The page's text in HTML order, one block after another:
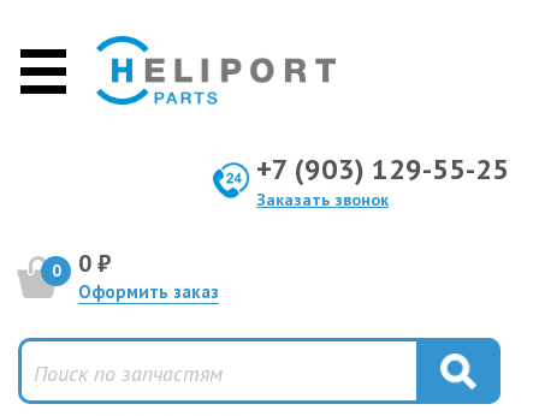
+7 (903) 129-55-25
Заказать звонок
0 0 ₽
Оформить заказ